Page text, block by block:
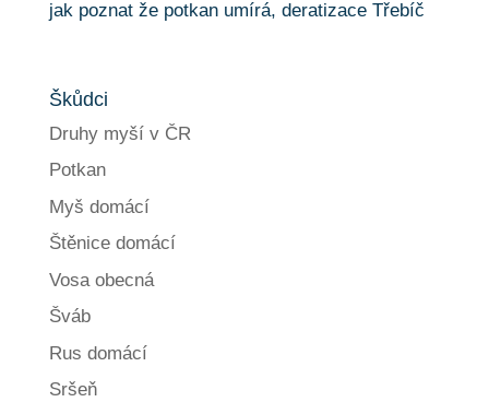
Škůdci
Druhy myší v ČR
Potkan
Myš domácí
Štěnice domácí
Vosa obecná
Šváb
Rus domácí
Sršeň